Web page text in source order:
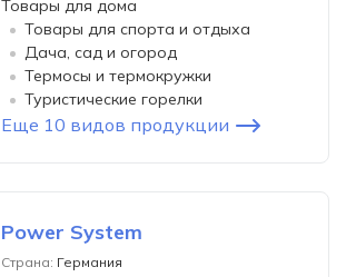
Товары для дома
Товары для спорта и отдыха
Дача, сад и огород
Термосы и термокружки
Туристические горелки
Еще 10 видов продукции
Power System
Страна: Германия